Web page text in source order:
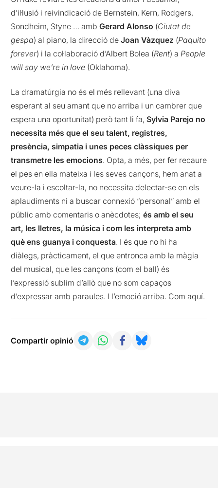
d’il·lusió i reivindicació de Bernstein, Kern, Rodgers,
Sondheim, Styne … ambGerard Alonso (Ciutat de
gespa) al piano, la direcció deJoan Vàzquez (Paquito
forever) i la col·laboració d’Albert Bolea (Rent) aPeople
will say we’re in love (Oklahoma).
La dramatúrgia no és el més rellevant (una diva
esperant al seu amant que no arriba i un cambrer que
espera una oportunitat) però tant li fa,Sylvia Parejo no
necessita més que el seu talent, registres,
presència, simpatia i unes peces clàssiques per
transmetre les emocions. Opta, a més, per fer recaure
el pes en ella mateixa i les seves cançons, hem anat a
veure-la i escoltar-la, no necessita delectar-se en els
aplaudiments ni a buscar connexió “personal” amb el
públic amb comentaris o anècdotes;és amb el seu
art, les lletres, la música i com les interpreta amb
què ens guanya i conquesta. I és que no hi ha
diàlegs, pràcticament, el que entronca amb la màgia
del musical, que les cançons (com el ball) és
l’expressió sublim d’allò que no som capaços
d’expressar amb paraules. I l’emoció arriba. Com aquí.
Compartir opinió